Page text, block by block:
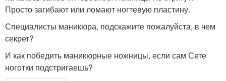
Просто загибают или ломают ногтевую пластину.
Специалисты маникюра, подскажите пожалуйста, в чем
секрет?
И как победить маникюрные ножницы, если сам Сете
ноготки подстригаешь?